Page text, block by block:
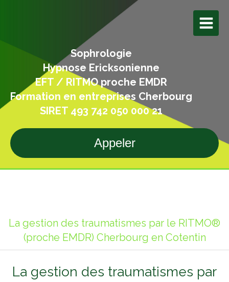
Sophrologie
Hypnose Ericksonienne
EFT / RITMO proche EMDR
Formation en entreprises Cherbourg
SIRET 493 742 050 000 21
Appeler
La gestion des traumatismes par le RITMO®
(proche EMDR) Cherbourg en Cotentin
La gestion des traumatismes par